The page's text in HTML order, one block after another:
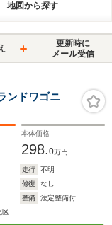
地図から探す
更新時に
メール受信
ンドワゴニ
本体価格
298.0万円
走行
不明
修復
なし
整備
法定整備付
区